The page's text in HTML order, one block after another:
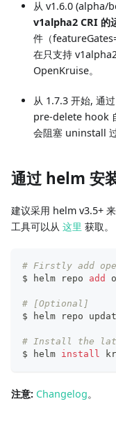
从 v1.6.0 (alpha/
v1alpha2 CRI 的
件（
在只支持
OpenKruise。
从 1.7.3 开始, 通
pre-delete hook
会阻塞 uninstall
通过 helm 安
建议采用 helm v3.5+
工具可以从 这里 获取。
# Firstly add
$ helm repo add
# [Optional]
$ helm repo
# Install the
$ helm install
注意: Changelog。